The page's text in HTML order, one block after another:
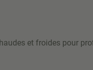
et froides pour